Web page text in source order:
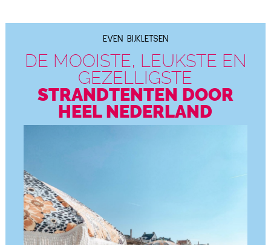
EVEN BIJKLETSEN
DE MOOISTE, LEUKSTE EN
GEZELLIGSTE
STRANDTENTEN DOOR
HEEL NEDERLAND